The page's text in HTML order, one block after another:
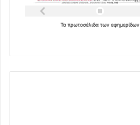
Ταπρωτοσέλιδατωνεφημερίδων